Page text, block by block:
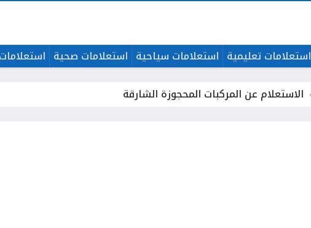
استعلامات تعليمية استعلامات سياحية استعلامات صحية
الاستعلام عن المركبات المحجوزة الشارقة